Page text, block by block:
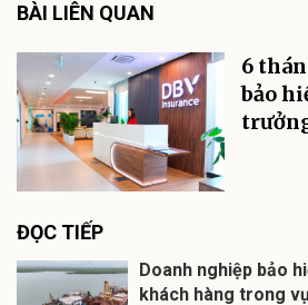
BÀI LIÊN QUAN
6
bảo
ĐỌC TIẾP
Doanh nghiệp bảo
khách hàng trong